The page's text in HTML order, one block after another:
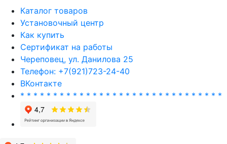
Каталог товаров
Установочный центр
Как купить
Сертификат на работы
Череповец, ул. Данилова 25
Телефон: +7(921)723-24-40
ВКонтакте
* * * * * * * * * * * * * * * * * * * * * * * * * * * * * * *